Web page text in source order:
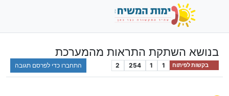
בנושא השתקת התראות מהמערכת
בקשות לפיתוח 1
1
254
2 התחברו כדי לפרסם תגובה